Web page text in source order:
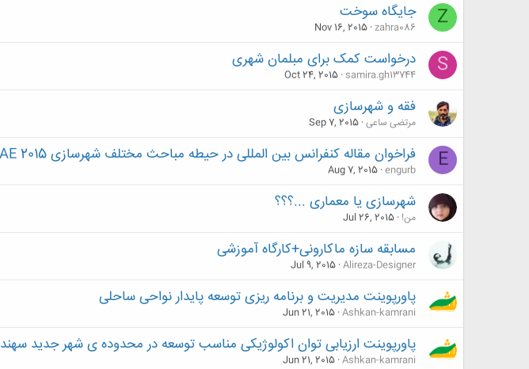
Z جایگاه سوخت
zahra086
Nov 16, 2015
S درخواست کمک برای مبلمان شهری
samira.gh13744
Oct 24, 2015
فقه و شهرسازی
مرتضی ساعی Sep 7, 2015
E فراخوان مقاله کنفرانس بین المللی در حیطه مباحث مختلف شهرسازی ICAUCAE 2015
engurb
Aug 7, 2015
شهرسازی یا معماری ...؟؟؟
من! Jul 26, 2015
مسابقه سازه ماکارونی+کارگاه آموزشی
Alireza-Designer
Jul 9, 2015
پاورپوینت مدیریت و برنامه ریزی توسعه پایدار نواحی ساحلی
Ashkan-kamrani
Jun 21, 2015
پاورپوینت ارزیابی توان اکولوژیکی مناسب توسعه در محدوده ی شهر جدید سهند
Ashkan-kamrani
Jun 21, 2015